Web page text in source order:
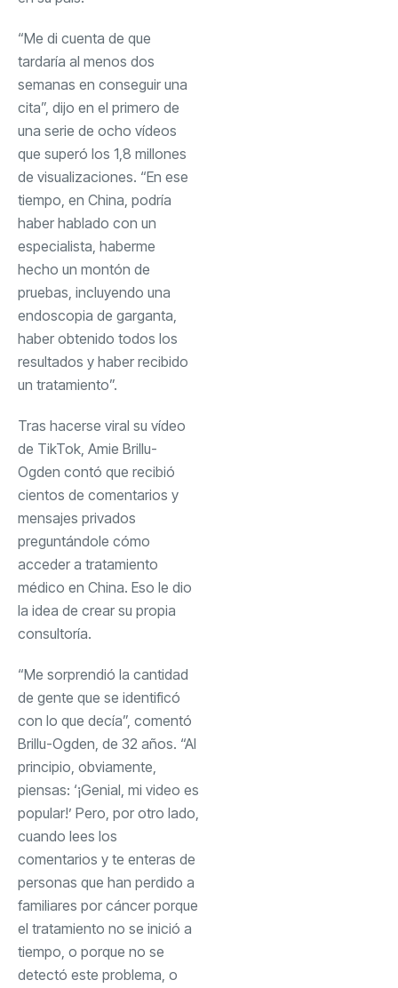
“Me di cuenta de que
tardaría al menos dos
semanas en conseguir una
cita”, dijo en el primero de
una serie de ocho vídeos
que superó los 1,8 millones
de visualizaciones. “En ese
tiempo, en China, podría
haber hablado con un
especialista, haberme
hecho un montón de
pruebas, incluyendo una
endoscopia de garganta,
haber obtenido todos los
resultados y haber recibido
un tratamiento”.
Tras hacerse viral su vídeo
de TikTok, Amie Brillu-
Ogden contó que recibió
cientos de comentarios y
mensajes privados
preguntándole cómo
acceder a tratamiento
médico en China. Eso le dio
la idea de crear su propia
consultoría.
“Me sorprendió la cantidad
de gente que se identificó
con lo que decía”, comentó
Brillu-Ogden, de 32 años. “Al
principio, obviamente,
piensas: ‘¡Genial, mi video es
popular!’ Pero, por otro lado,
cuando lees los
comentarios y te enteras de
personas que han perdido a
familiares por cáncer porque
el tratamiento no se inició a
tiempo, o porque no se
detectó este problema, o